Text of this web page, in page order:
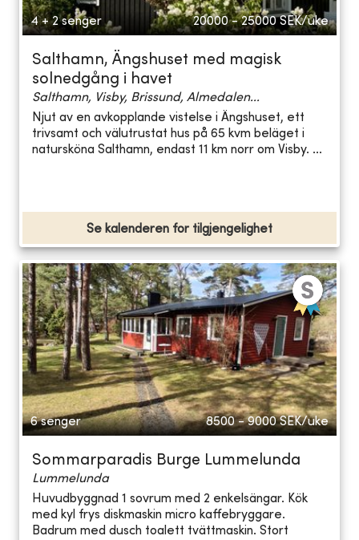
4 + 2 senger 20000 - 25000 SEK/uke
Salthamn, Ängshuset med magisk
solnedgång i havet
Salthamn, Visby, Brissund, Almedalen...
Njut av en avkopplande vistelse i Ängshuset, ett
trivsamt och välutrustat hus på 65 kvm beläget i
natursköna Salthamn, endast 11 km norr om Visby. ...
Se kalenderen for tilgjengelighet
6 senger 8500 - 9000 SEK/uke
Sommarparadis Burge Lummelunda
Lummelunda
Huvudbyggnad 1 sovrum med 2 enkelsängar. Kök
med kyl frys diskmaskin micro kaffebryggare.
Badrum med dusch toalett tvättmaskin. Stort